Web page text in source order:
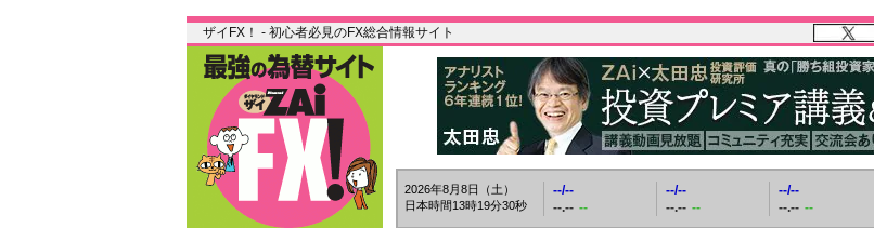
ザイFX！ - 初心者必見のFX総合情報サイト
2026年8月8日（土）
日本時間13時19分31秒
--/--
--.-- --
--/--
--.-- --
--/--
--.-- --